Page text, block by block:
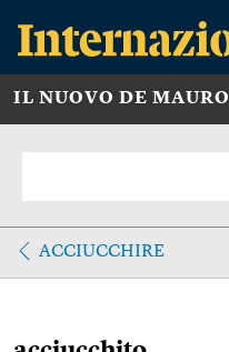
IL NUOVO DE MAURO
ACCIUCCHIRE